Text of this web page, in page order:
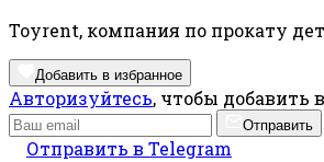
Toyrent, компания по прокату
Добавить в избранное
Авторизуйтесь, чтобы добавить
Отправить
Отправить в Telegram